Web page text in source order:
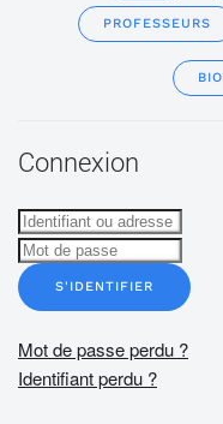
PROFESSEURS
Connexion
S'IDENTIFIER
Mot de passe perdu ?
Identifiant perdu ?